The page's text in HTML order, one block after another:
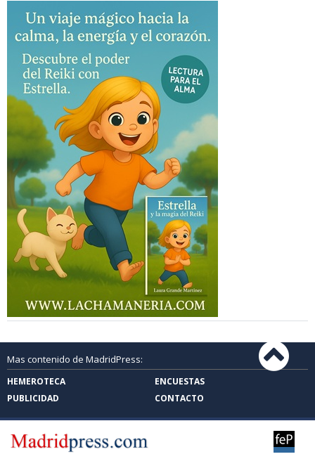
Mas contenido de MadridPress:
HEMEROTECA
ENCUESTAS
PUBLICIDAD
CONTACTO